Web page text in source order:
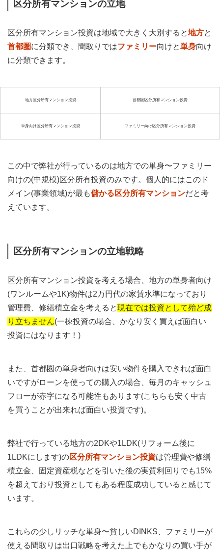
区分所有マンションの立地
区分所有マンション投資は地域で大きく大別すると地方と
首都圏に分類でき、間取りではファミリー向けと単身向け
に分類できます。
地方区分所有マンション投資 首都圏区分所有マンション投資
単身向け区分所有マンション投資 ファミリー向け区分所有マンション投資
この中で弊社が行っているのは地方での単身〜ファミリー
向けの(中規模)区分所有投資のみです。個人的にはこのド
メイン(事業領域)が最も儲かる区分所有マンションだと考
えています。
区分所有マンションの立地戦略
区分所有マンション投資を考える場合、地方の単身者向け
(ワンルームや1K)物件は2万円代の家賃水準になっており
管理費、修繕積立金を考えると現在では投資として殆ど成
り立ちません(一棟投資の場合、かなり安く買えば面白い
投資にはなります！)
また、首都圏の単身者向けは安い物件を購入できれば面白
いですがローンを使っての購入の場合、毎月のキャッシュ
フローが赤字になる可能性もあります(こちらも安く中古
を買うことが出来れば面白い投資です)。
弊社で行っている地方の2DKや1LDK(リフォーム後に
1LDKにします)の区分所有マンション投資は管理費や修繕
積立金、固定資産税などを引いた後の実質利回りでも15%
を超えており投資としてもある程度成功していると感じて
います。
これらの少しリッチな単身〜貧しいDINKS、ファミリーが
使える間取りは出口戦略を考えた上でもかなりの買い手が